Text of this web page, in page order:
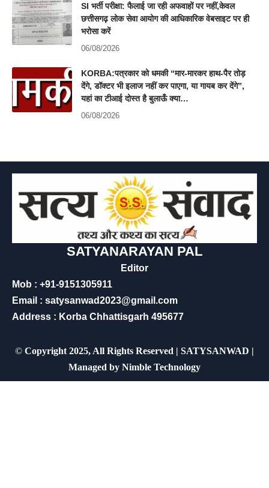
SI भर्ती परीक्षा: फैलाई जा रही अफवाहों पर नहीं,केवल
छत्तीसगढ़ लोक सेवा आयोग की आधिकारिक वेबसाइट पर ही
भरोसा करें
06/08/2026
KORBA:पत्रकार को धमकी “मार-मारकर हाथ-पैर तोड़
देंगे, डॉक्टर भी इलाज नहीं कर पाएगा, या गायब कर देंगे”,
यहां का टीआई दोस्त है बुलाऊँ क्या…
06/08/2026
SATYANARAYAN PAL
Editor
Mob : +91-9151305911
Email : satysanwad2023@gmail.com
Address : Korba Chhattisgarh 495677
© Copyright 2025, All Rights Reserved | SATYSANWAD |
Managed by Nimble Technology